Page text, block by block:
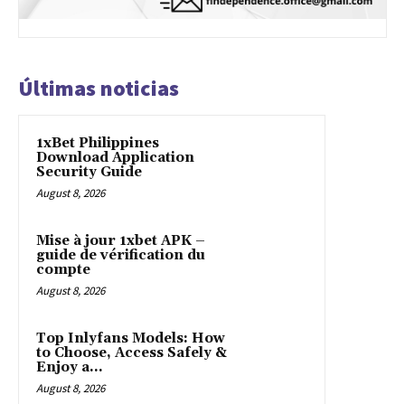
Últimas noticias
1xBet Philippines
Download Application
Security Guide
August 8, 2026
Mise à jour 1xbet APK –
guide de vérification du
compte
August 8, 2026
Top Inlyfans Models: How
to Choose, Access Safely &
Enjoy a...
August 8, 2026